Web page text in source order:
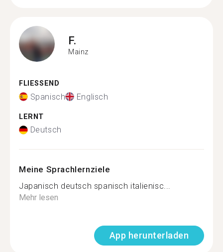
F.
Mainz
FLIESSEND
Spanisch Englisch
LERNT
Deutsch
Meine Sprachlernziele
Japanisch deutsch spanisch italienisc...
Mehr lesen
App herunterladen